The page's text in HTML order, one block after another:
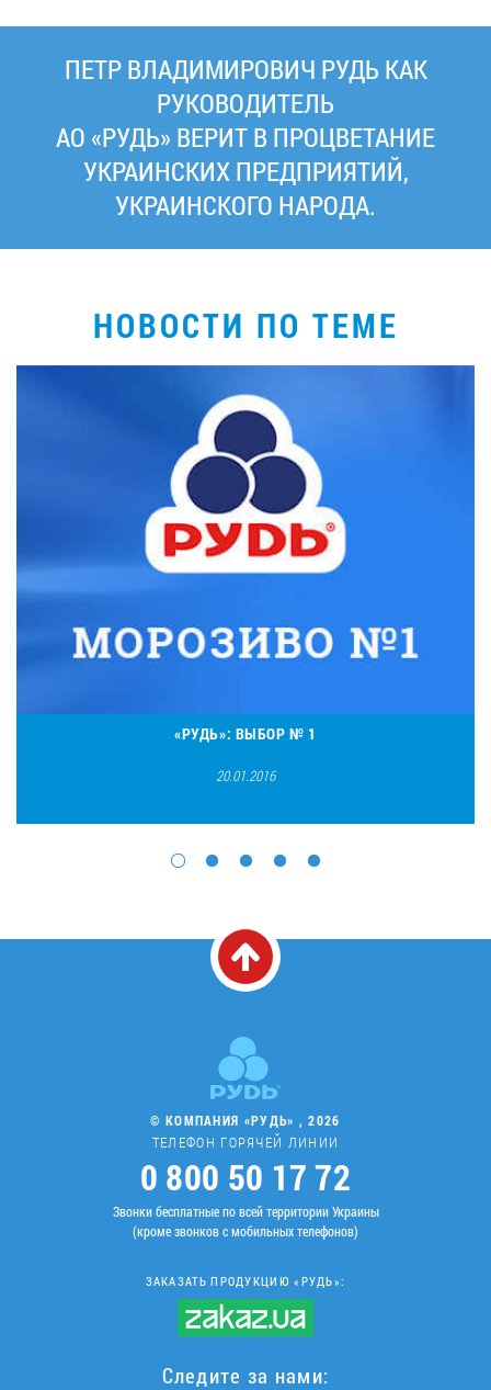
ПЕТР ВЛАДИМИРОВИЧ РУДЬ КАК
РУКОВОДИТЕЛЬ
АО «РУДЬ» ВЕРИТ В ПРОЦВЕТАНИЕ
УКРАИНСКИХ ПРЕДПРИЯТИЙ,
УКРАИНСКОГО НАРОДА.
НОВОСТИ ПО ТЕМЕ
«РУДЬ»: ВЫБОР № 1
20.01.2016
© КОМПАНИЯ «РУДЬ» , 2026
ТЕЛЕФОН ГОРЯЧЕЙ ЛИНИИ
0 800 50 17 72
Звонки бесплатные по всей территории Украины
(кроме звонков с мобильных телефонов)
ЗАКАЗАТЬ ПРОДУКЦИЮ «РУДЬ»:
Следите за нами: